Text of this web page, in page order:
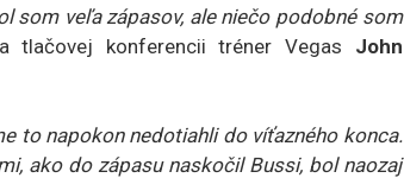
som veľa zápasov, ale niečo podobné som
tlačovej konferencii tréner Vegas John
to napokon nedotiahli do víťazného konca.
ako do zápasu naskočil Bussi, bol naozaj